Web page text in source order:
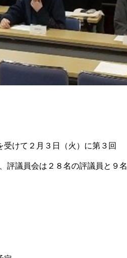
けて２月３日（火）に第３回
評議員会は２８名の評議員と９名